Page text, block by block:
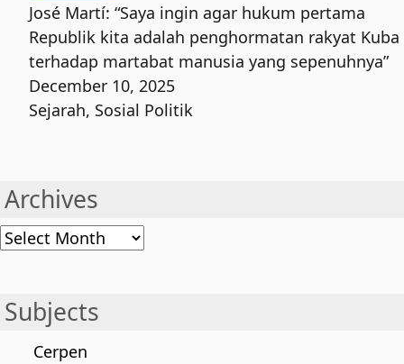
José Martí: “Saya ingin agar hukum pertama
Republik kita adalah penghormatan rakyat Kuba
terhadap martabat manusia yang sepenuhnya”
December 10, 2025
Sejarah, Sosial Politik
Archives
Archives
Subjects
Cerpen